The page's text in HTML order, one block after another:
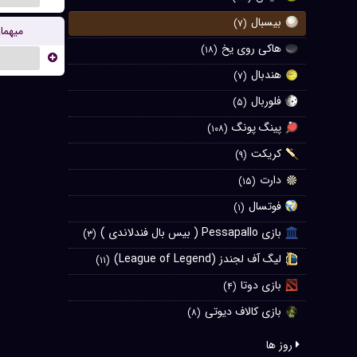
بیسبال (۷)
هاکی روی یخ (۱۸)
هندبال (۷)
فلوربال (۵)
پینگ پونگ (۱۰۸)
کریکت (۹)
دارت (۱۵)
فوتسال (۱)
بازی Pessapallo ( بیس بال فندلاندی ) (۳)
لیگ آف لجندز (League of Legend) (۱۱)
بازی دوتا (۴)
بازی کالاف دیوتی (۸)
روز ها